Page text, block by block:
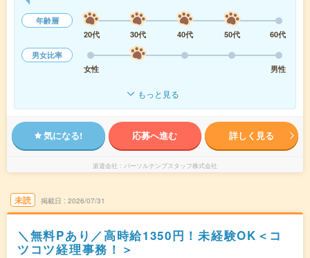
年齢層
20代
30代 40代 50代
60代
男女比率
女性
男性
もっと見る
気になる! 応募へ進む 詳しく見る
派遣会社 パーソルテンプスタッフ株式会社
未読 掲載日 2026/07/31
＼無料Pあり／高時給1350円！未経験OK＜コ
ツコツ経理事務！＞